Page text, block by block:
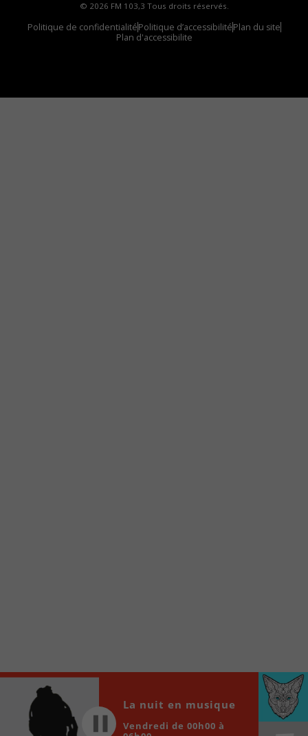
© 2026 FM 103,3 Tous droits réservés.
Politique de confidentialitéPolitique d’accessibilitéPlan du site
Plan d'accessibilite
locale vous sont maintenant accessibles en un clic!
Audio
Player
00:00 00:00
La nuit en musique
Vendredi de 00h00 à